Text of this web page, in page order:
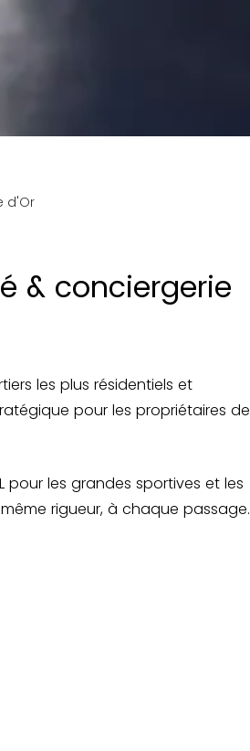
d'Or
& conciergerie
les plus résidentiels et
pour les propriétaires de
pour les grandes sportives et les
rigueur, à chaque passage.